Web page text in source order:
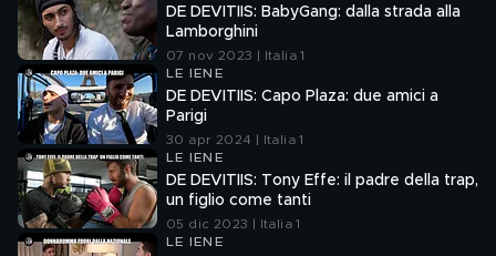
DE DEVITIIS: BabyGang: dalla strada alla
Lamborghini
07 nov 2023 | Italia 1
LE IENE
DE DEVITIIS: Capo Plaza: due amici a
Parigi
30 apr 2024 | Italia 1
LE IENE
DE DEVITIIS: Tony Effe: il padre della trap,
un figlio come tanti
05 dic 2023 | Italia 1
LE IENE